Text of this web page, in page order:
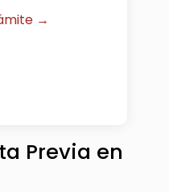
→
Previa en